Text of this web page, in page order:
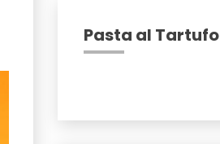
Pasta al Tartufo